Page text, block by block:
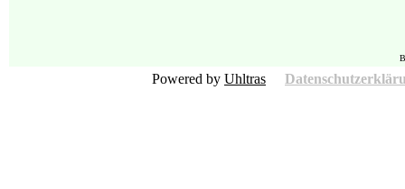
Powered by Uhltras